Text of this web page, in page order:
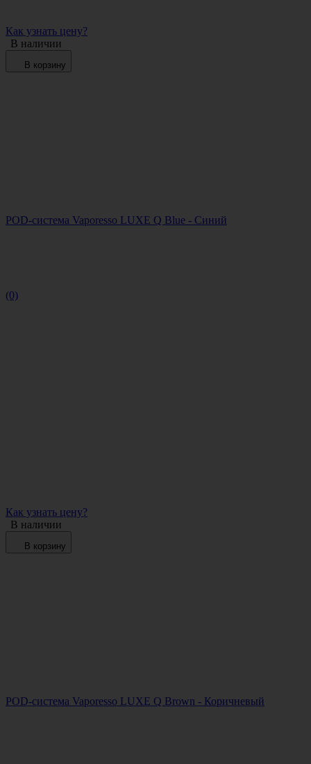
Как узнать цену?
В наличии
В корзину
POD-система Vaporesso LUXE Q Blue - Синий
(0)
Как узнать цену?
В наличии
В корзину
POD-система Vaporesso LUXE Q Brown - Коричневый